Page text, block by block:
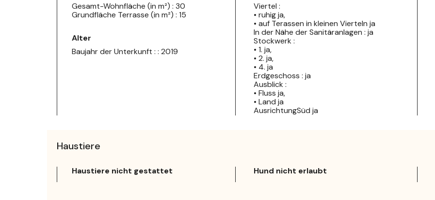
Gesamt-Wohnfläche (in m²) : 30
Grundfläche Terrasse (in m²) : 15
Alter
Baujahr der Unterkunft : : 2019
Viertel :
• ruhig ja,
• auf Terassen in kleinen Vierteln ja
In der Nähe der Sanitäranlagen : ja
Stockwerk :
• 1. ja,
• 2. ja,
• 4. ja
Erdgeschoss : ja
Ausblick :
• Fluss ja,
• Land ja
AusrichtungSüd ja
Haustiere
Haustiere nicht gestattet Hund nicht erlaubt